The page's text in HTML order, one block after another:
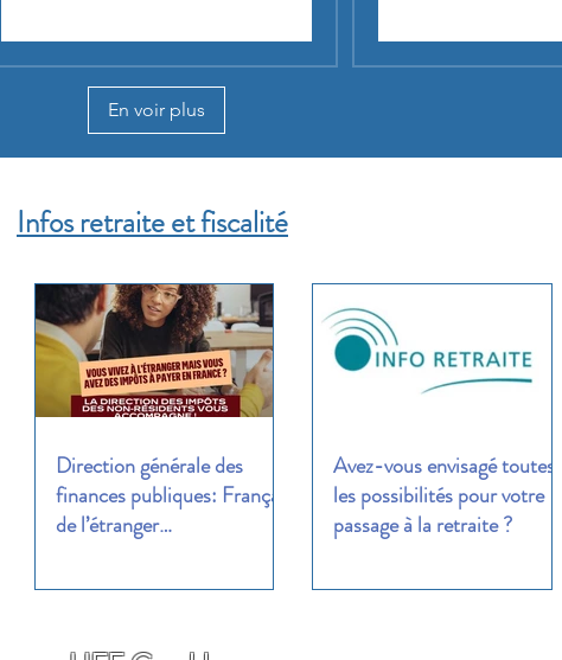
En voir plus
Infos retraite et fiscalité
Direction générale des
finances publiques: Français
de l’étranger…
Avez-vous envisagé toutes
les possibilités pour votre
passage à la retraite ?